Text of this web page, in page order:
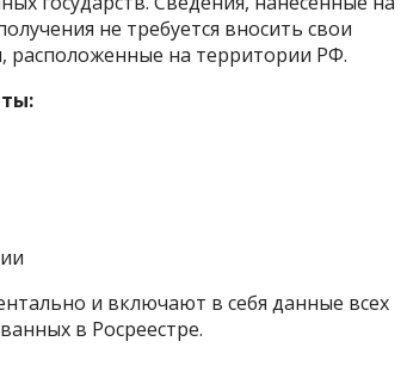
не требуется вносить свои
расположенные на территории РФ.
и включают в себя данные всех
в Росреестре.